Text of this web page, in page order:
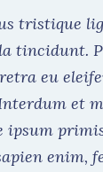
tristique
tincidunt.
eu
et
ipsum
enim,